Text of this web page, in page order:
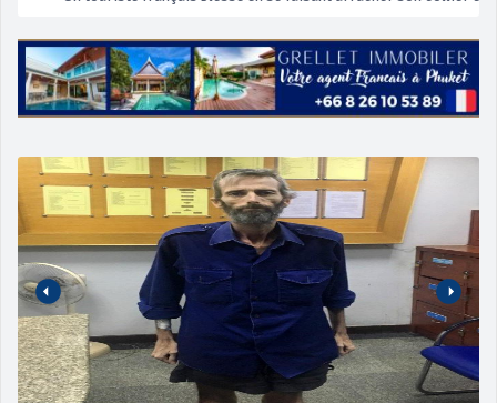
Phuket Peranakan Festival
‘Phuket Eye’ assurera la sécurité pendant Songkran
Campagne de sécurité routière ‘Seven Days of Danger’ de